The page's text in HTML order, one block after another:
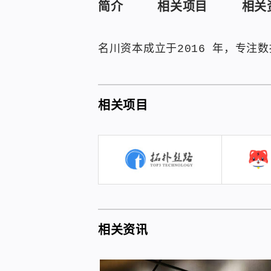
简介 相关项目 相关
名川资本成立于2016 年，专注数
相关项目
相关资讯